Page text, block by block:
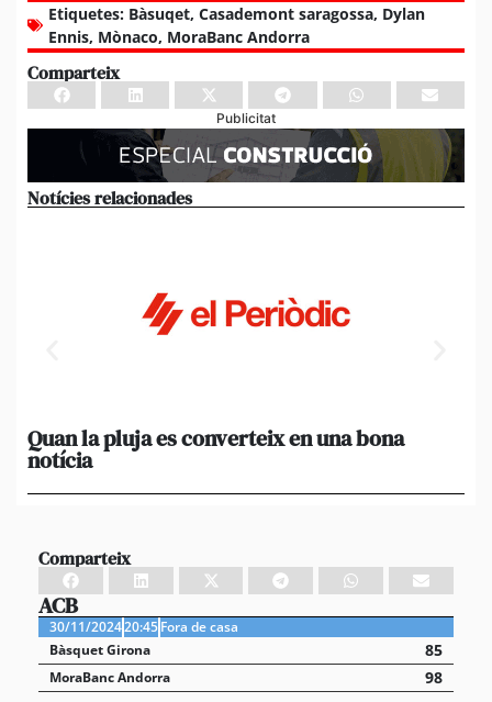
Etiquetes: Bàsuqet, Casademont saragossa, Dylan
Ennis, Mònaco, MoraBanc Andorra
Comparteix
Publicitat
Notícies relacionades
Quan la pluja es converteix en una bona
notícia
Comparteix
ACB
30/11/202420:45Fora de casa
Bàsquet Girona
85
MoraBanc Andorra 98